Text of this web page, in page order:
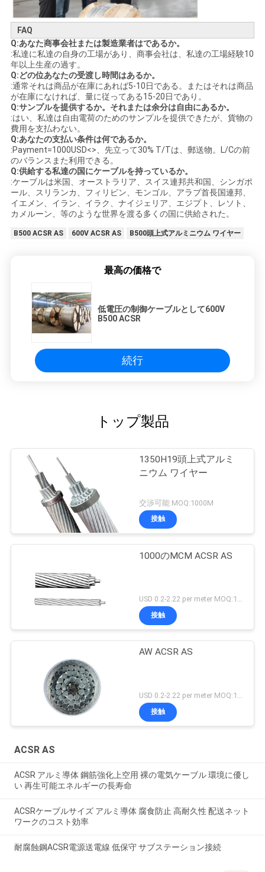
FAQ
Q:あなた商事会社または製造業者はであるか。
:私達に私達の自身の工場があり、商事会社は、私達の工場経験10
年以上生産の過す。
Q:どの位あなたの受渡し時間はあるか。
:通常それは商品が在庫にあれば5-10日である。またはそれは商品
が在庫になければ、量に従ってある15-20日であり。
Q:サンプルを提供するか。それまたは余分は自由にあるか。
:はい、私達は自由電荷のためのサンプルを提供できたが、貨物の
費用を支払わない。
Q:あなたの支払い条件は何であるか。
:Payment=1000USD<>、先立って30% T/Tは、郵送物。L/Cの前
のバランスまた利用できる。
Q:供給する私達の国にケーブルを持っているか。
:ケーブルは米国、オーストラリア、スイス連邦共和国、シンガポ
ール、スリランカ、フィリピン、モンゴル、アラブ首長国連邦、
イエメン、イラン、イラク、ナイジェリア、エジプト、レソト、
カメルーン、等のような世界を渡る多くの国に供給された。
B500 ACSR AS 600V ACSR AS B500頭上式アルミニウム ワイヤー
最高の価格で
低電圧の制御ケーブルとして600V
B500 ACSR
続行
トップ製品
1350H19頭上式アルミ
ニウム ワイヤー
交渉可能 MOQ:1000M
接触
1000のMCM ACSR AS
USD 0.2-2.22 per meter MOQ:1000M
接触
AW ACSR AS
USD 0.2-2.22 per meter MOQ:1000M
接触
ACSR AS
ACSR アルミ導体 鋼筋強化上空用 裸の電気ケーブル 環境に優し
い 再生可能エネルギーの長寿命
ACSRケーブルサイズ アルミ導体 腐食防止 高耐久性 配送ネット
ワークのコスト効率
耐腐蝕鋼ACSR電源送電線 低保守 サブステーション接続